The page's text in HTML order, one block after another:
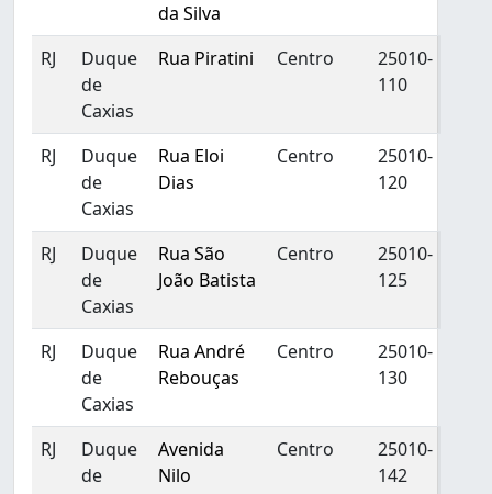
da Silva
RJ
Duque
de
Caxias
Rua Piratini Centro
25010-
110
RJ
Duque
de
Caxias
Rua Eloi
Dias
Centro
25010-
120
RJ
Duque
de
Caxias
Rua São
João Batista
Centro
25010-
125
RJ
Duque
de
Caxias
Rua André
Rebouças
Centro
25010-
130
RJ
Duque
de
Avenida
Nilo
Centro
25010-
142